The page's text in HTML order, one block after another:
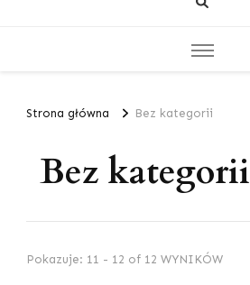
Strona główna Bez kategorii
Bez kategorii
Pokazuje: 11 - 12 of 12 WYNIKÓW